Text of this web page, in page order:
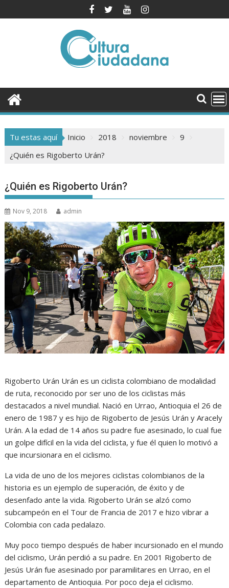
al
Tu estas aquí Inicio 2018 noviembre
9
¿Quién es Rigoberto Urán?
¿Quién es Rigoberto Urán?
Nov 9, 2018 admin
Rigoberto Urán Urán es un ciclista colombiano de modalidad
de ruta, reconocido por ser uno de los ciclistas más
destacados a nivel mundial. Nació en Urrao, Antioquia el 26 de
enero de 1987 y es hijo de Rigoberto de Jesús Urán y Aracely
Urán. A la edad de 14 años su padre fue asesinado, lo cual fue
un golpe difícil en la vida del ciclista, y fue él quien lo motivó a
que incursionara en el ciclismo.
La vida de uno de los mejores ciclistas colombianos de la
historia es un ejemplo de superación, de éxito y de
desenfado ante la vida. Rigoberto Urán se alzó como
subcampeón en el Tour de Francia de 2017 e hizo vibrar a
Colombia con cada pedalazo.
Muy poco tiempo después de haber incursionado en el mundo
del ciclismo, Urán perdió a su padre. En 2001 Rigoberto de
Jesús Urán fue asesinado por paramilitares en Urrao, en el
departamento de Antioquia. Por poco deja el ciclismo.